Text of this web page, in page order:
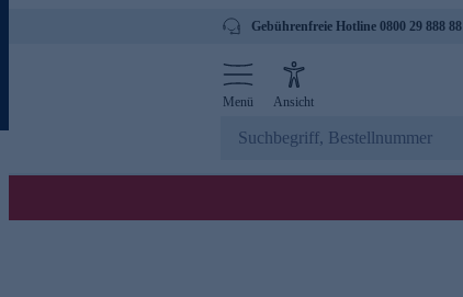
Gebührenfreie Hotline 0800 29 888 88
Menü Ansicht